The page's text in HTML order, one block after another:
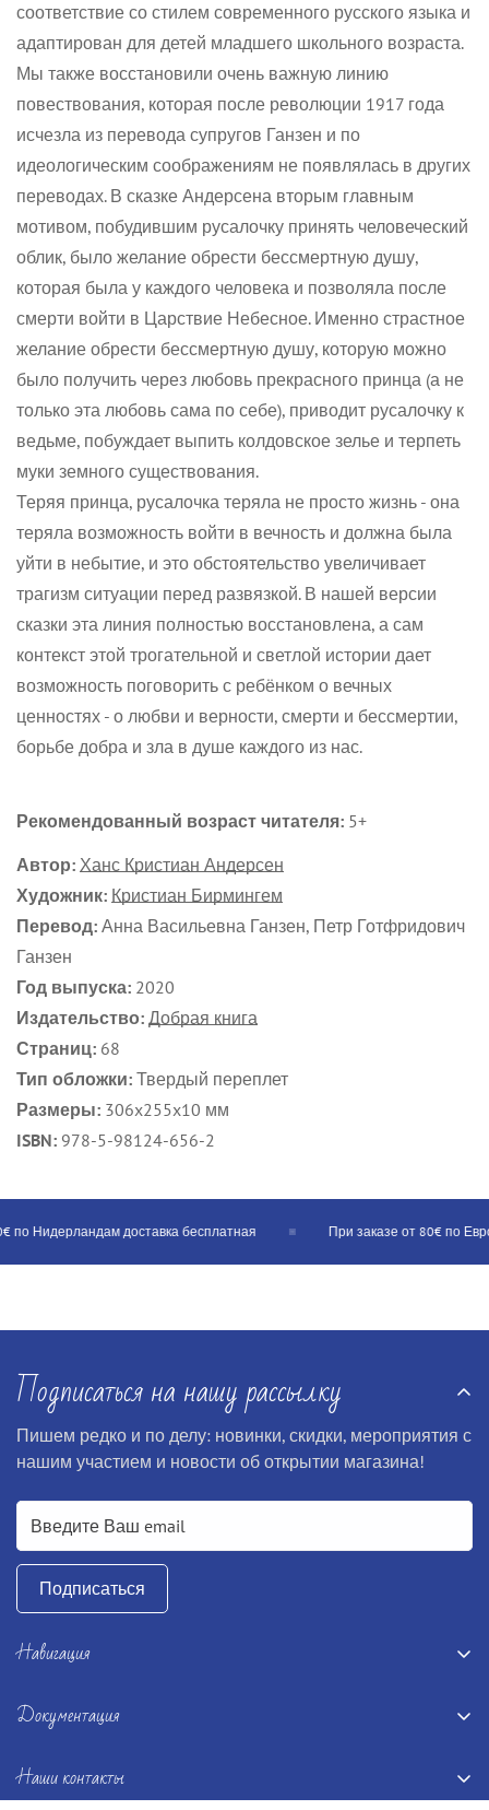
соответствие со стилем современного русского языка и
адаптирован для детей младшего школьного возраста.
Мы также восстановили очень важную линию
повествования, которая после революции 1917 года
исчезла из перевода супругов Ганзен и по
идеологическим соображениям не появлялась в других
переводах. В сказке Андерсена вторым главным
мотивом, побудившим русалочку принять человеческий
облик, было желание обрести бессмертную душу,
которая была у каждого человека и позволяла после
смерти войти в Царствие Небесное. Именно страстное
желание обрести бессмертную душу, которую можно
было получить через любовь прекрасного принца (а не
только эта любовь сама по себе), приводит русалочку к
ведьме, побуждает выпить колдовское зелье и терпеть
муки земного существования.
Теряя принца, русалочка теряла не просто жизнь - она
теряла возможность войти в вечность и должна была
уйти в небытие, и это обстоятельство увеличивает
трагизм ситуации перед развязкой. В нашей версии
сказки эта линия полностью восстановлена, а сам
контекст этой трогательной и светлой истории дает
возможность поговорить с ребёнком о вечных
ценностях - о любви и верности, смерти и бессмертии,
борьбе добра и зла в душе каждого из нас.
Рекомендованный возраст читателя: 5+
Автор: Ханс Кристиан Андерсен
Художник: Кристиан Бирмингем
Перевод: Анна Васильевна Ганзен, Петр Готфридович
Ганзен
Год выпуска: 2020
Издательство: Добрая книга
Страниц: 68
Тип обложки: Твердый переплет
Размеры: 306x255x10 мм
ISBN: 978-5-98124-656-2
Нидерландам доставка бесплатная При заказе от 80€ по
Подписаться на нашу рассылку
Пишем редко и по делу: новинки, скидки, мероприятия с
нашим участием и новости об открытии магазина!
Подписаться
Навигация
Книги
Настолки
Подарочные сертификаты
Документация
Наши контакты
Confirm your age
Are you 18 years old or older?
No, I'm not Yes, I am